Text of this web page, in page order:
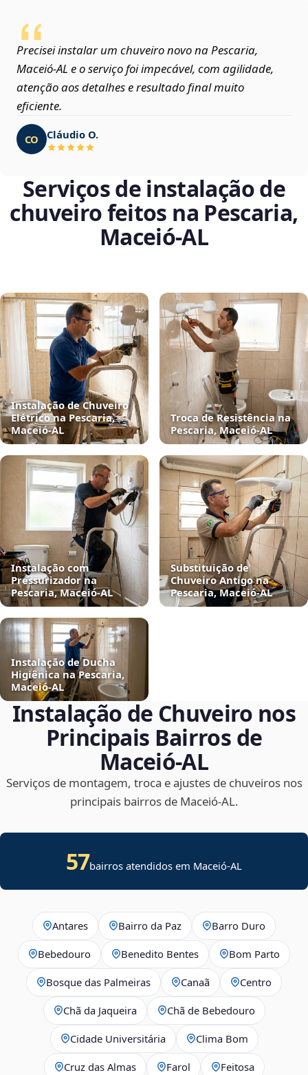
Precisei instalar um chuveiro novo na Pescaria,
Maceió‑AL e o serviço foi impecável, com agilidade,
atenção aos detalhes e resultado final muito
eficiente.
CO Cláudio O.
Serviços de instalação de
chuveiro feitos na Pescaria,
Maceió‑AL
Instalação de Chuveiro
Elétrico na Pescaria,
Maceió‑AL
Troca de Resistência na
Pescaria, Maceió‑AL
Instalação com
Pressurizador na
Pescaria, Maceió‑AL
Substituição de
Chuveiro Antigo na
Pescaria, Maceió‑AL
Instalação de Ducha
Higiênica na Pescaria,
Maceió‑AL
Instalação de Chuveiro nos
Principais Bairros de
Maceió‑AL
Serviços de montagem, troca e ajustes de chuveiros nos
principais bairros de Maceió‑AL.
57bairros atendidos em Maceió-AL
Antares Bairro da Paz Barro Duro
Bebedouro Benedito Bentes Bom Parto
Bosque das Palmeiras Canaã Centro
Chã da Jaqueira Chã de Bebedouro
Cidade Universitária Clima Bom
Cruz das Almas Farol Feitosa